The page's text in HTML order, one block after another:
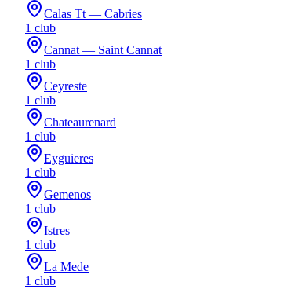
Calas Tt — Cabries
1 club
Cannat — Saint Cannat
1 club
Ceyreste
1 club
Chateaurenard
1 club
Eyguieres
1 club
Gemenos
1 club
Istres
1 club
La Mede
1 club